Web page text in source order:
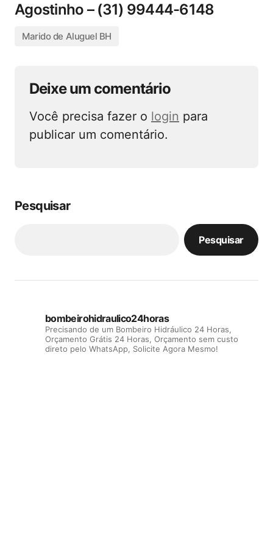
Agostinho – (31) 99444-6148
Marido de Aluguel BH
Deixe um comentário
Você precisa fazer o login para
publicar um comentário.
Pesquisar
Pesquisar
bombeirohidraulico24horas
Precisando de um Bombeiro Hidráulico 24 Horas,
Orçamento Grátis 24 Horas, Orçamento sem custo
direto pelo WhatsApp, Solicite Agora Mesmo!